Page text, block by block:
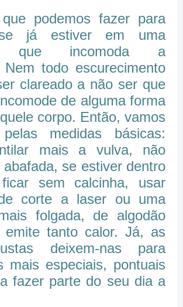
podemos fazer para
já estiver em uma
que incomoda a
Nem todo escurecimento
clareado a não ser que
de alguma forma
corpo. Então, vamos
medidas básicas:
mais a vulva, não
abafada, se estiver dentro
sem calcinha, usar
corte a laser ou uma
folgada, de algodão
emite tanto calor. Já, as
deixem-nas para
mais especiais, pontuais
fazer parte do seu dia a